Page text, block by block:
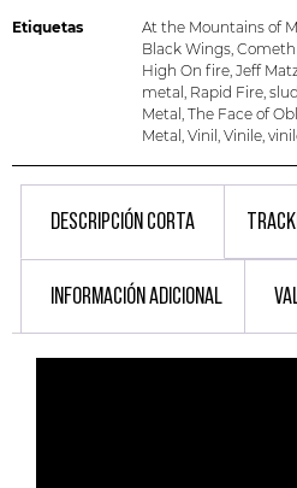
Etiquetas At the Mountains of
Black Wings Cometh
High On fire Jeff
metal
Rapid Fire
Metal The Face of
Metal Vinil Vinile
DESCRIPCIÓN CORTA
INFORMACIÓN ADICIONAL